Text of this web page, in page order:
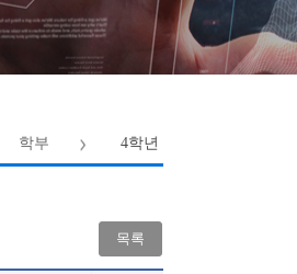
학부 4학년
목록